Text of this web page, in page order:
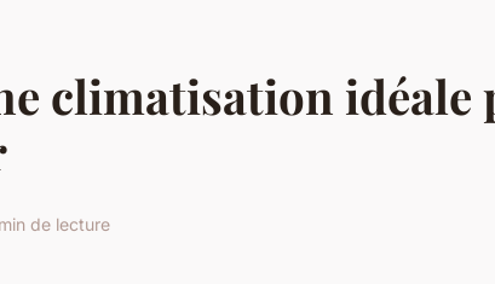
climatisation idéale
de lecture